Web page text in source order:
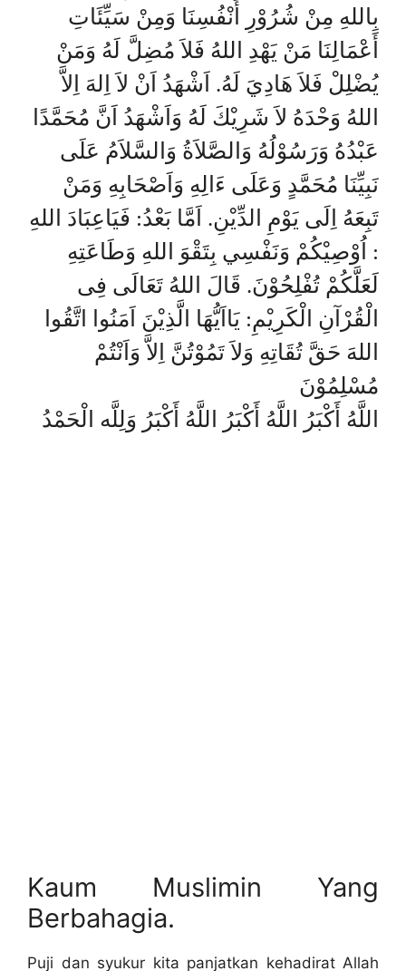
بِاللهِ مِنْ شُرُوْرِ أَنْفُسِنَا وَمِنْ سَيِّئَاتِ
أَعْمَالِنَا مَنْ يَهْدِ اللهُ فَلاَ مُضِلَّ لَهُ وَمَنْ
يُضْلِلْ فَلاَ هَادِيَ لَهُ. اَشْهَدُ اَنْ لاَ اِلهَ اِلاَّ
اللهُ وَحْدَهُ لاَ شَرِيْكَ لَهُ وَاَشْهَدُ اَنَّ مُحَمَّدًا
عَبْدُهُ وَرَسُوْلُهُ وَالصَّلاَةُ وَالسَّلاَمُ عَلَى
نَبِيِّنَا مُحَمَّدٍ وَعَلَى ءَالِهِ وَاَصْحَابِهِ وَمَنْ
تَبِعَهُ اِلَى يَوْمِ الدِّيْنِ. اَمَّا بَعْدُ: فَيَاعِبَادَ اللهِ
: اُوْصِيْكُمْ وَنَفْسِي بِتَقْوَ اللهِ وَطَاعَتِهِ
لَعَلَّكُمْ تُفْلِحُوْنَ. قَالَ اللهُ تَعَالَى فِى
الْقُرْآنِ الْكَرِيْمِ: يَااَيُّهَا الَّذِيْنَ اَمَنُوا اتَّقُوا
اللهَ حَقَّ تُقَاتِهِ وَلاَ تَمُوْتُنَّ اِلاَّ وَاَنْتُمْ
مُسْلِمُوْنَ
اللَّهُ أَكْبَرُ اللَّهُ أَكْبَرُ اللَّهُ أَكْبَرُ وَلِلَّه الْحَمْدُ
Kaum Muslimin Yang
Berbahagia.
Puji dan syukur kita panjatkan kehadirat Allah